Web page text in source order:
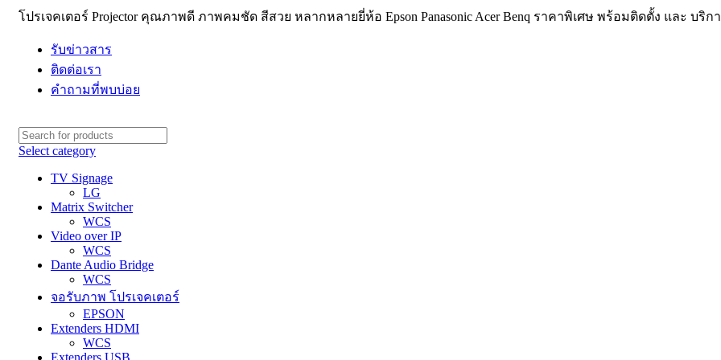
โปรเจคเตอร์ Projector คุณภาพดี ภาพคมชัด สีสวย หลากหลายยี่ห้อ Epson Panasonic Acer Benq ราคาพิเศษ พร้อมติดตั้ง และ บริก
รับข่าวสาร
ติดต่อเรา
คำถามที่พบบ่อย
Select category
TV Signage
LG
Matrix Switcher
WCS
Video over IP
WCS
Dante Audio Bridge
WCS
จอรับภาพ โปรเจคเตอร์
EPSON
Extenders HDMI
WCS
Extenders USB